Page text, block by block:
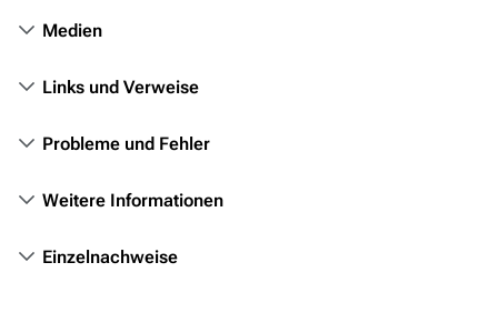
Kommerzielles
Autorenportal
Themengruppen
Medien
Links und Verweise
Probleme und Fehler
Weitere Informationen
Einzelnachweise